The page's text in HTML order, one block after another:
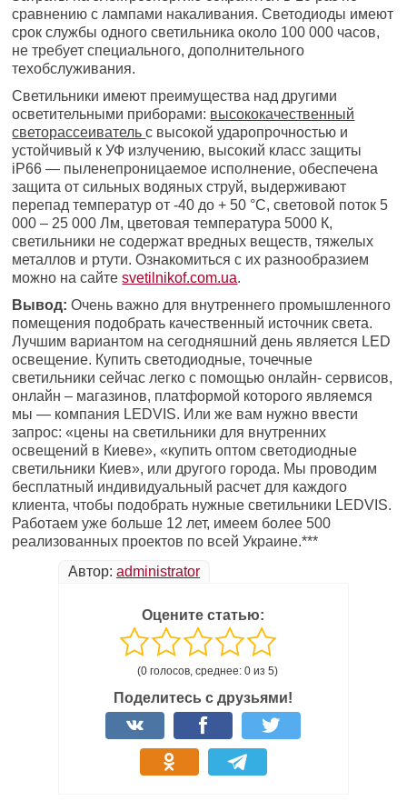
сравнению с лампами накаливания. Светодиоды имеют
срок службы одного светильника около 100 000 часов,
не требует специального, дополнительного
техобслуживания.
Светильники имеют преимущества над другими
осветительными приборами: высококачественный
светорассеивательс высокой ударопрочностью и
устойчивый к УФ излучению, высокий класс защиты
іР66 — пыленепроницаемое исполнение, обеспечена
защита от сильных водяных струй, выдерживают
перепад температур от -40 до + 50 °С, световой поток 5
000 – 25 000 Лм, цветовая температура 5000 К,
светильники не содержат вредных веществ, тяжелых
металлов и ртути. Ознакомиться с их разнообразием
можно на сайтеsvetilnikof.com.ua.
Вывод: Очень важно для внутреннего промышленного
помещения подобрать качественный источник света.
Лучшим вариантом на сегодняшний день является LED
освещение. Купить светодиодные, точечные
светильники сейчас легко с помощью онлайн- сервисов,
онлайн – магазинов, платформой которого являемся
мы — компания LEDVIS. Или же вам нужно ввести
запрос: «цены на светильники для внутренних
освещений в Киеве», «купить оптом светодиодные
светильники Киев», или другого города. Мы проводим
бесплатный индивидуальный расчет для каждого
клиента, чтобы подобрать нужные светильники LEDVIS.
Работаем уже больше 12 лет, имеем более 500
реализованных проектов по всей Украине.***
Автор: administrator
Оцените статью:
(0 голосов, среднее: 0 из 5)
Поделитесь с друзьями!